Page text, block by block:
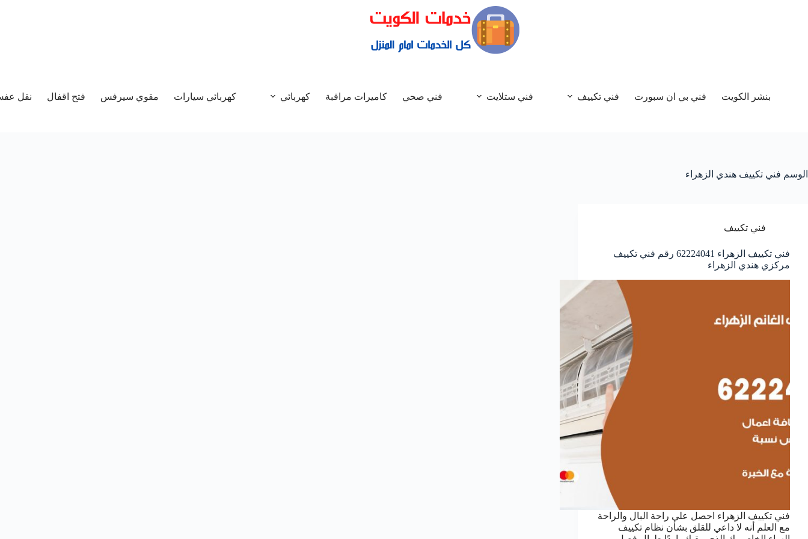
بنشر الكويت فني بي ان سبورت فني تكييف فني ستلايت فني صحي كاميرات مراقبة كهربائي كهربائي سيارات مقوي سيرفس فتح اقفال نقل
الوسم فني تكييف هندي الزهراء
فني تكييف
فني تكييف الزهراء 62224041 رقم فني تكييف
مركزي هندي الزهراء
فني تكييف الزهراء احصل على راحة البال والراحة
مع العلم أنه لا داعي للقلق بشأن نظام تكييف